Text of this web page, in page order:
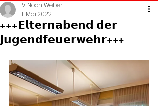
+++𝗘𝗹𝘁𝗲𝗿𝗻𝗮𝗯𝗲𝗻𝗱 𝗱𝗲𝗿
𝗝𝘂𝗴𝗲𝗻𝗱𝗳𝗲𝘂𝗲𝗿𝘄𝗲𝗵𝗿+++
V Noah Weber
1. Mai 2022